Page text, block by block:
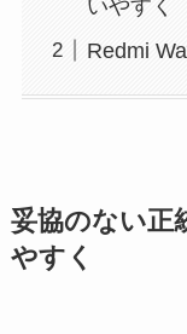
いやすく
Redmi
妥協のない正
やすく